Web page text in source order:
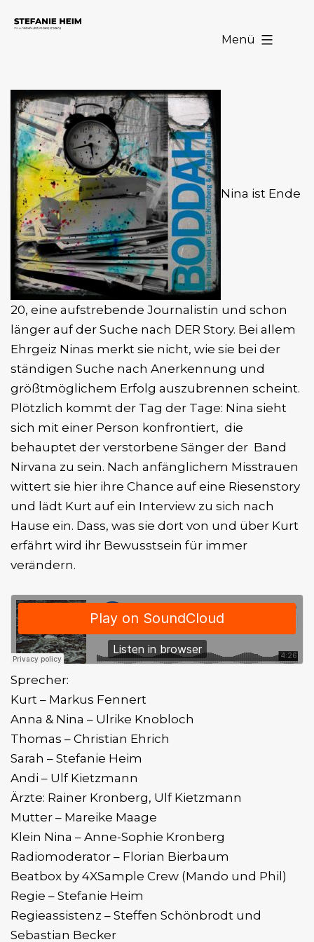
Inhalt
Stefanie
Menü
Nina ist Ende
20, eine aufstrebende Journalistin und schon
länger auf der Suche nach DER Story. Bei allem
Ehrgeiz Ninas merkt sie nicht, wie sie bei der
ständigen Suche nach Anerkennung und
größtmöglichem Erfolg auszubrennen scheint.
Plötzlich kommt der Tag der Tage: Nina sieht
sich mit einer Person konfrontiert, die
behauptet der verstorbene Sänger der Band
Nirvana zu sein. Nach anfänglichem Misstrauen
wittert sie hier ihre Chance auf eine Riesenstory
und lädt Kurt auf ein Interview zu sich nach
Hause ein. Dass, was sie dort von und über Kurt
erfährt wird ihr Bewusstsein für immer
verändern.
Sprecher:
Kurt – Markus Fennert
Anna & Nina – Ulrike Knobloch
Thomas – Christian Ehrich
Sarah – Stefanie Heim
Andi – Ulf Kietzmann
Ärzte: Rainer Kronberg, Ulf Kietzmann
Mutter – Mareike Maage
Klein Nina – Anne-Sophie Kronberg
Radiomoderator – Florian Bierbaum
Beatbox by 4XSample Crew (Mando und Phil)
Regie – Stefanie Heim
Regieassistenz – Steffen Schönbrodt und
Sebastian Becker